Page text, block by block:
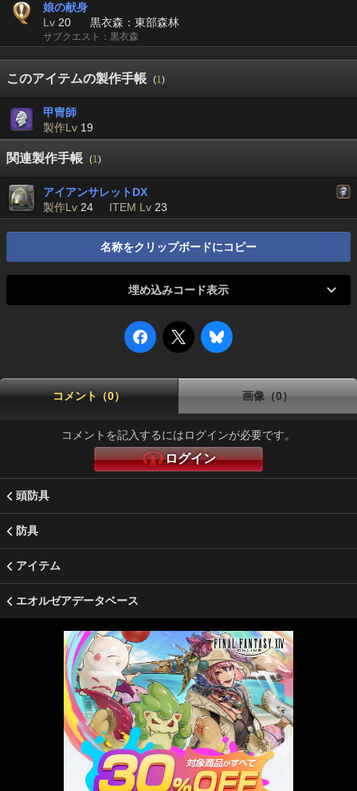
娘の献身
Lv 20 黒衣森：東部森林
サブクエスト：黒衣森
このアイテムの製作手帳 (1)
甲冑師
製作Lv 19
関連製作手帳 (1)
アイアンサレットDX
製作Lv 24 ITEM Lv 23
名称をクリップボードにコピー
埋め込みコード表示
コメント（0） 画像（0）
コメントを記入するにはログインが必要です。
ログイン
頭防具
防具
アイテム
エオルゼアデータベース